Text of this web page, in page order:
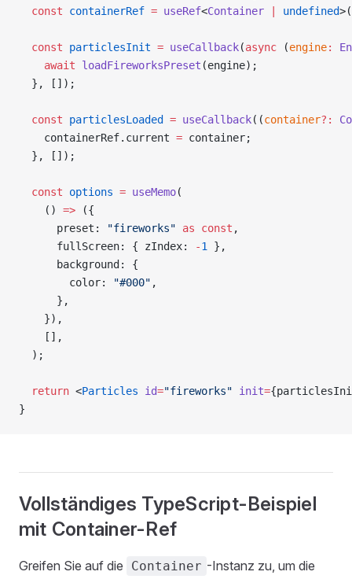
  const
containerRef = useRef<Container undefined>(
  const
particlesInit = useCallback(async (engine:
    await
loadFireworksPreset (engine);
  }, []);
  const
particlesLoaded = useCallback((container?:
    containerRef.current
= container;
  }, []);
  const
options = useMemo(
    ()
=> ({
      preset:
"fireworks" as const ,
      fullScreen: { zIndex:
-1
},
      background: {
        color:
"#000" ,
      },
    }),
    [],
  );
  return
<Particles id="fireworks" init=
}
Vollständiges TypeScript-Beispiel
mit Container-Ref
Greifen Sie auf die Container -Instanz zu, um die